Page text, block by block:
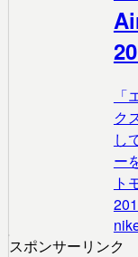
ク
し
ー
ト
スポンサーリンク